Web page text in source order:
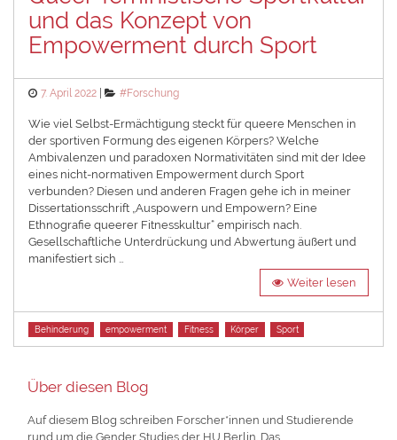
und das Konzept von
Empowerment durch Sport
Posted
7. April 2022 Categories
#Forschung
Wie viel Selbst-Ermächtigung steckt für queere Menschen in
der sportiven Formung des eigenen Körpers? Welche
Ambivalenzen und paradoxen Normativitäten sind mit der Idee
eines nicht-normativen Empowerment durch Sport
verbunden? Diesen und anderen Fragen gehe ich in meiner
Dissertationsschrift „Auspowern und Empowern? Eine
Ethnografie queerer Fitnesskultur“ empirisch nach.
Gesellschaftliche Unterdrückung und Abwertung äußert und
manifestiert sich …
Weiter lesen
Tags
Behinderung empowerment Fitness Körper Sport
Über diesen Blog
Auf diesem Blog schreiben Forscher*innen und Studierende
rund um die Gender Studies der HU Berlin. Das